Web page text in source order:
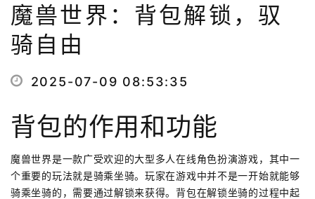
魔兽世界：背包解锁，驭
骑自由
2025-07-09 08:53:35
背包的作用和功能
魔兽世界是一款广受欢迎的大型多人在线角色扮演游戏，其中一
个重要的玩法就是骑乘坐骑。玩家在游戏中并不是一开始就能够
骑乘坐骑的，需要通过解锁来获得。背包在解锁坐骑的过程中起